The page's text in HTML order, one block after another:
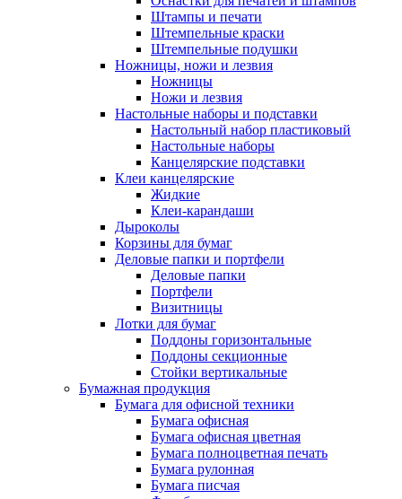
Штампы и печати
Штемпельные краски
Штемпельные подушки
Ножницы, ножи и лезвия
Ножницы
Ножи и лезвия
Настольные наборы и подставки
Настольный набор пластиковый
Настольные наборы
Канцелярские подставки
Клеи канцелярские
Жидкие
Клеи-карандаши
Дыроколы
Корзины для бумаг
Деловые папки и портфели
Деловые папки
Портфели
Визитницы
Лотки для бумаг
Поддоны горизонтальные
Поддоны секционные
Стойки вертикальные
Бумажная продукция
Бумага для офисной техники
Бумага офисная
Бумага офисная цветная
Бумага полноцветная печать
Бумага рулонная
Бумага писчая